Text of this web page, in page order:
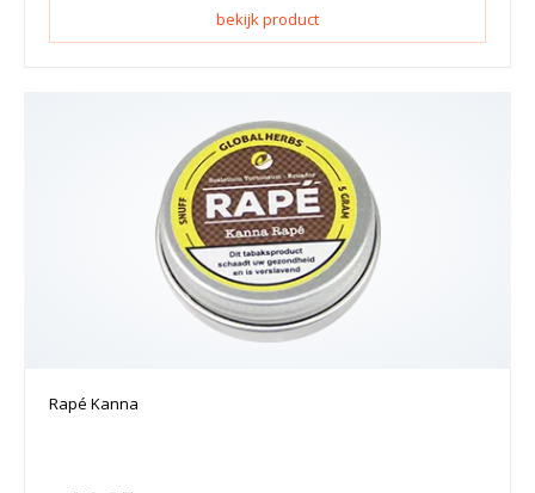
bekijk product
Rapé Kanna